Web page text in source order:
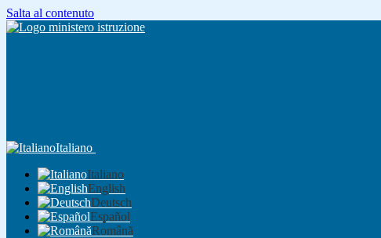
Salta al contenuto
Italiano
Italiano
English
Deutsch
Español
Română